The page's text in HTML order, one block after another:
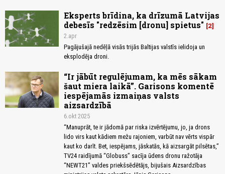
Eksperts brīdina, ka drīzumā Latvijas
debesīs "redzēsim [dronu] spietus"
2
2.apr
Pagājušajā nedēļā visās trijās Baltijas valstīs ielidoja un
eksplodēja droni.
“Ir jābūt regulējumam, ka mēs sākam
šaut miera laikā”. Garisons komentē
iespējamās izmaiņas valsts
aizsardzībā
6.okt 2025
“Manuprāt, te ir jādomā par riska izvērtējumu, jo, ja drons
lido virs kaut kādiem mežu rajoniem, varbūt nav vērts vispār
kaut ko darīt. Bet, iespējams, jāskatās, kā aizsargāt pilsētas,”
TV24 raidījumā “Globuss” sacīja ūdens dronu ražotāja
“NEWT21” valdes priekšsēdētājs, bijušais Aizsardzības